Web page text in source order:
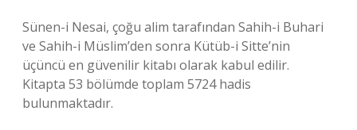
Sünen-i Nesai, çoğu alim tarafından Sahih-i Buhari
ve Sahih-i Müslim’den sonra Kütüb-i Sitte’nin
üçüncü en güvenilir kitabı olarak kabul edilir.
Kitapta 53 bölümde toplam 5724 hadis
bulunmaktadır.